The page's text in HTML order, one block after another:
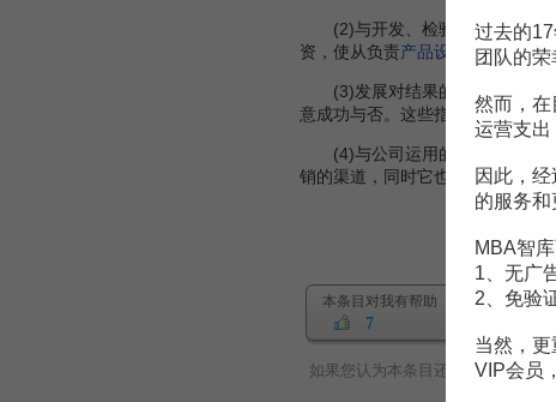
(2)与开发、检验、销售新产品
资，使从负责产品设计 、研究开
(3)发展对结果的标准化度量。
意成功与否。这些指标包括新增
(4)与公司运用的新媒体进行的
销的渠道，同时它也为迅速考察
本条目对我有帮助
7
如果您认为本条目还有待完善，需
过去的
团队的荣
然而，在
运营支出
因此，
的服务和
MBA智
1、无广
2、免验
当然，
VIP会员